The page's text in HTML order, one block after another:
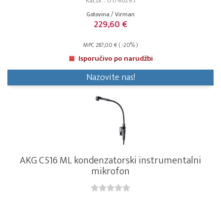
Gotovina / Virman
229,60 €
MPC 287,00 € ( -20% )
Isporučivo po narudžbi
Nazovite nas!
AKG C516 ML kondenzatorski instrumentalni
mikrofon